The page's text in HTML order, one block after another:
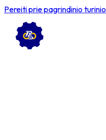
Pereiti prie pagrindinio turinio